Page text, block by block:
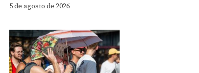
5 de agosto de 2026